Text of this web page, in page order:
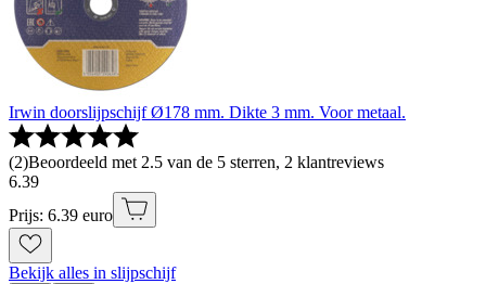
Irwin doorslijpschijf Ø178 mm. Dikte 3 mm. Voor metaal.
(2)Beoordeeld met 2.5 van de 5 sterren, 2 klantreviews
6.39
Prijs: 6.39 euro
Bekijk alles in slijpschijf